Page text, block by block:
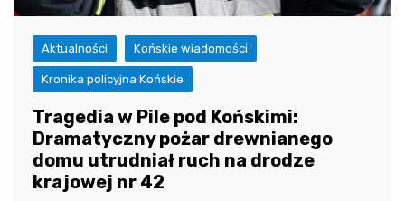
Aktualności Końskie wiadomości
Kronika policyjna Końskie
Tragedia w Pile pod Końskimi:
Dramatyczny pożar drewnianego
domu utrudniał ruch na drodze
krajowej nr 42